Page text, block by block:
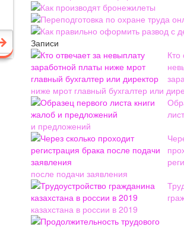
Как производят бронежилеты
Переподготовка по охране труда
Как правильно оформить развод с
Записи
Кто
ниже мрот главный бухгалтер или
и предложений
после подачи заявления
казахстана в россии в 2019